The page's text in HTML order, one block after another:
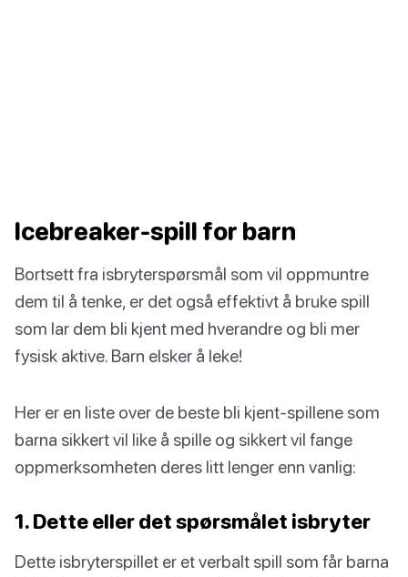
Icebreaker-spill for barn
Bortsett fra isbryterspørsmål som vil oppmuntre
dem til å tenke, er det også effektivt å bruke spill
som lar dem bli kjent med hverandre og bli mer
fysisk aktive. Barn elsker å leke!
Her er en liste over de beste bli kjent-spillene som
barna sikkert vil like å spille og sikkert vil fange
oppmerksomheten deres litt lenger enn vanlig:
1. Dette eller det spørsmålet isbryter
Dette isbryterspillet er et verbalt spill som får barna